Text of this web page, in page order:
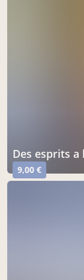
Des esprits
9,00 €